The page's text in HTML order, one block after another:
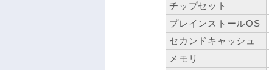
チップセット
プレインストールOS
セカンドキャッシュ
メモリ